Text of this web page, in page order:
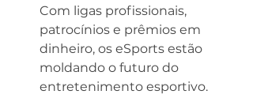
Com ligas profissionais,
patrocínios e prêmios em
dinheiro, os eSports estão
moldando o futuro do
entretenimento esportivo.